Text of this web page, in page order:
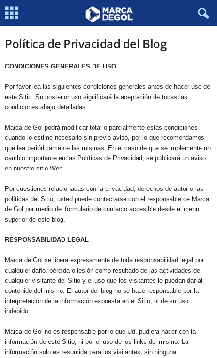
Política de Privacidad del Blog
CONDICIONES GENERALES DE USO
Por favor lea las siguientes condiciones generales antes de hacer uso de
este Sitio. Su posterior uso significará la aceptación de todas las
condiciones abajo detalladas.
Marca de Gol podrá modificar total o parcialmente estas condiciones
cuando lo estime necesario sin previo aviso, por lo que recomendamos
que lea periódicamente las mismas. En el caso de que se implemente un
cambio importante en las Políticas de Privacidad, se publicará un aviso
en nuestro sitio Web.
Por cuestiones relacionadas con la privacidad, derechos de autor o las
políticas del Sitio, usted puede contactarse con el responsable de Marca
de Gol por medio del formulario de contacto accesible desde el menu
superior de este blog.
RESPONSABILIDAD LEGAL
Marca de Gol se libera expresamente de toda responsabilidad legal por
cualquier daño, pérdida o lesión como resultado de las actividades de
cualquier visitante del Sitio y el uso que los visitantes le puedan dar al
contenido del mismo. El autor del blog no se hace responsable por la
interpretación de la información expuesta en el Sitio, ni de su uso
indebido.
Marca de Gol no es responsable por lo que Ud. pudiera hacer con la
información de este Sitio, ni por el uso de los links del mismo. La
información solo es resumida para los visitantes, sin ninguna